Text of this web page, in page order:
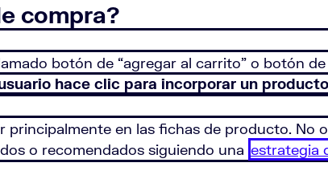
compra?
botón de “agregar al carrito” o botón
hace clic para incorporar un
principalmente en las fichas de producto.
o recomendados siguiendo una estrategia